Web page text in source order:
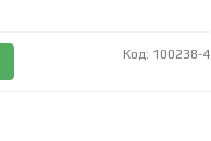
Код: 100238-4